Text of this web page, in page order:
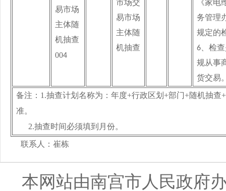
易市场
主体随
机抽查
004
市场交
易市场
主体随
机抽查
《家电
务管理
规定的
6、检
规从事
货交易
备注： 1.抽查计划名称为：年度+行政区划 +部门 +随机抽查+
准。
2.抽查时间必须填到月份。
联系人：崔栋 电话：
本网站由南宫市人民政